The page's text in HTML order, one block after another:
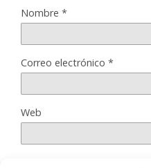
Nombre *
Correo electrónico *
Web